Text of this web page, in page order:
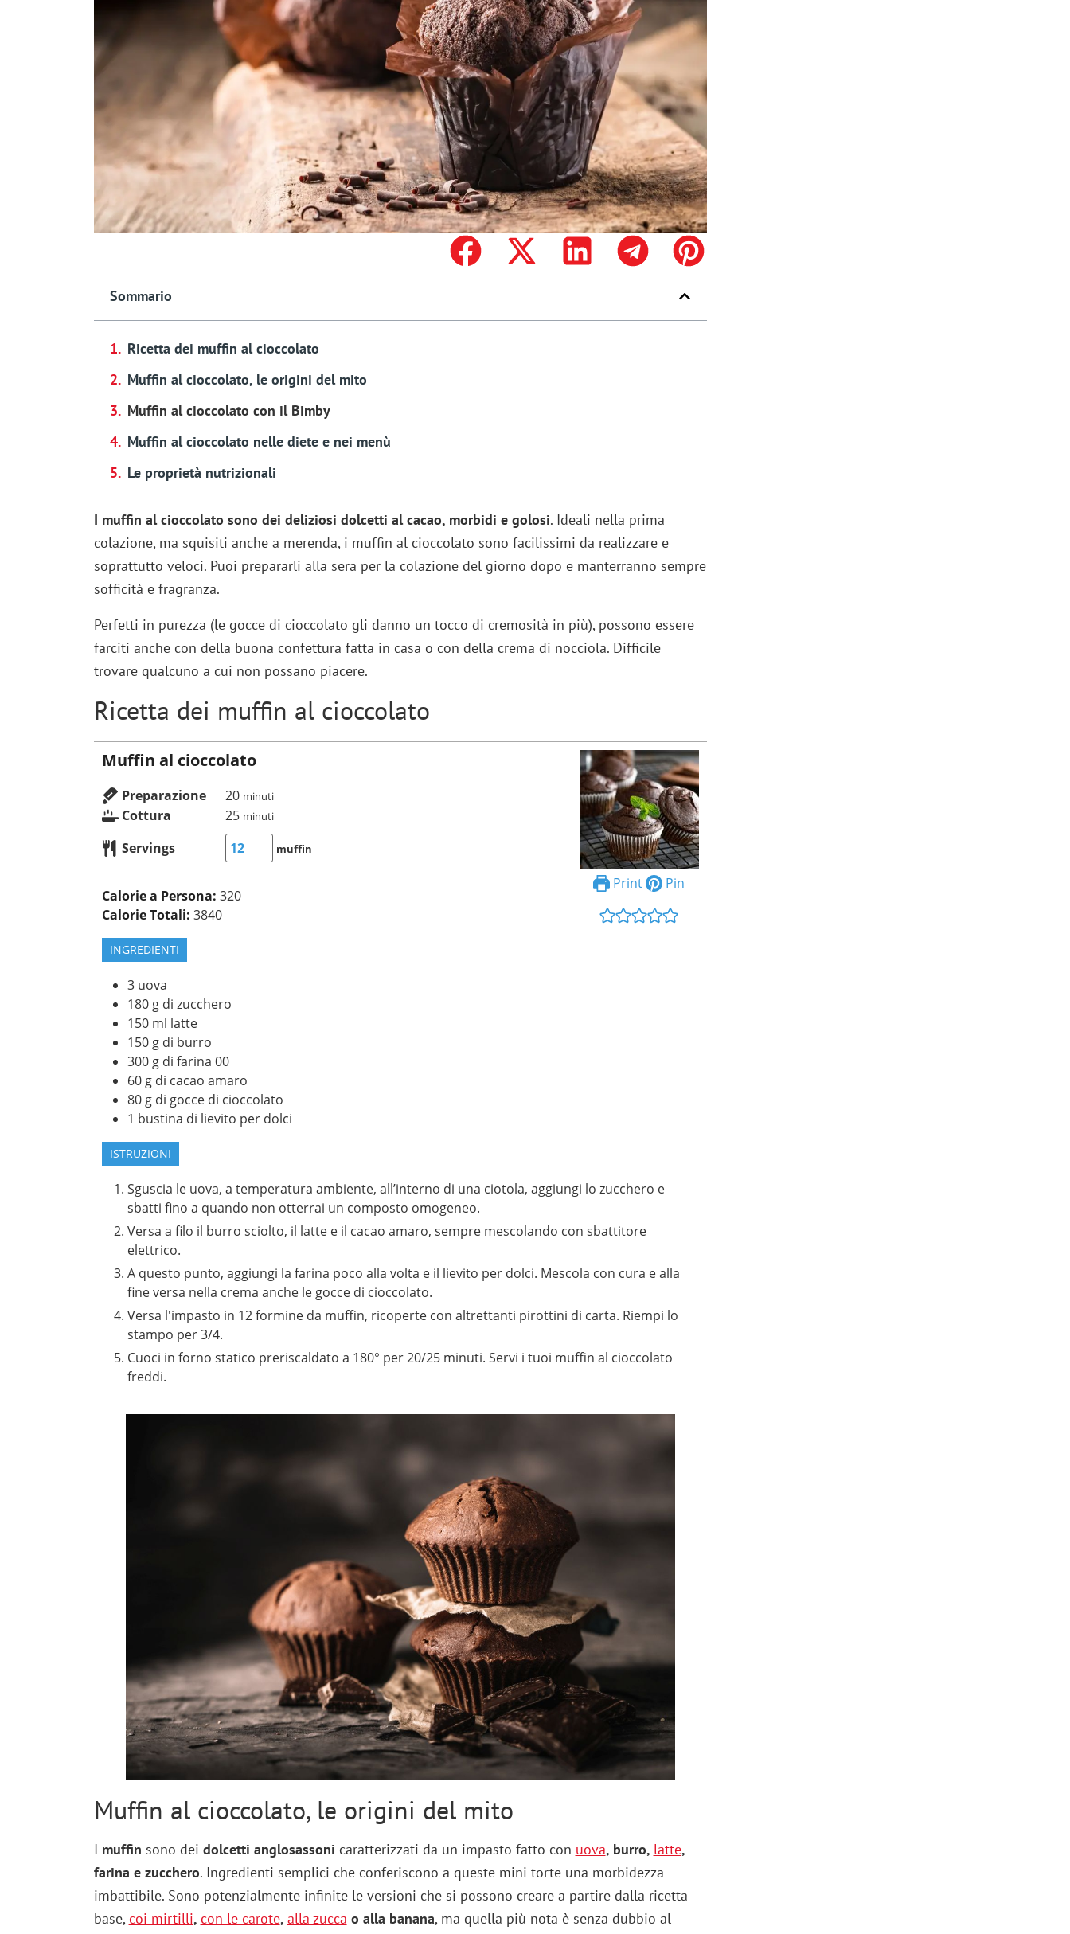
Sommario
Ricetta dei muffin al cioccolato
Muffin al cioccolato, le origini del mito
Muffin al cioccolato con il Bimby
Muffin al cioccolato nelle diete e nei menù
Le proprietà nutrizionali
I muffin al cioccolato sono dei deliziosi dolcetti al cacao, morbidi e golosi. Ideali nella prima
colazione, ma squisiti anche a merenda, i muffin al cioccolato sono facilissimi da realizzare e
soprattutto veloci. Puoi prepararli alla sera per la colazione del giorno dopo e manterranno sempre
sofficità e fragranza.
Perfetti in purezza (le gocce di cioccolato gli danno un tocco di cremosità in più), possono essere
farciti anche con della buona confettura fatta in casa o con della crema di nocciola. Difficile
trovare qualcuno a cui non possano piacere.
Ricetta dei muffin al cioccolato
Print Pin
Muffin al cioccolato
Preparazione 20 minuti
Cottura 25 minuti
Servings muffin
Calorie a Persona: 320
Calorie Totali: 3840
INGREDIENTI
3 uova
180 g di zucchero
150 ml latte
150 g di burro
300 g di farina 00
60 g di cacao amaro
80 g di gocce di cioccolato
1 bustina di lievito per dolci
ISTRUZIONI
Sguscia le uova, a temperatura ambiente, all’interno di una ciotola, aggiungi lo zucchero e
sbatti fino a quando non otterrai un composto omogeneo.
Versa a filo il burro sciolto, il latte e il cacao amaro, sempre mescolando con sbattitore
elettrico.
A questo punto, aggiungi la farina poco alla volta e il lievito per dolci. Mescola con cura e alla
fine versa nella crema anche le gocce di cioccolato.
Versa l'impasto in 12 formine da muffin, ricoperte con altrettanti pirottini di carta. Riempi lo
stampo per 3/4.
Cuoci in forno statico preriscaldato a 180° per 20/25 minuti. Servi i tuoi muffin al cioccolato
freddi.
Muffin al cioccolato, le origini del mito
I muffin sono dei dolcetti anglosassoni caratterizzati da un impasto fatto con uova, burro, latte,
farina e zucchero. Ingredienti semplici che conferiscono a queste mini torte una morbidezza
imbattibile. Sono potenzialmente infinite le versioni che si possono creare a partire dalla ricetta
base,coi mirtilli, con le carote, alla zucca o alla banana, ma quella più nota è senza dubbio al